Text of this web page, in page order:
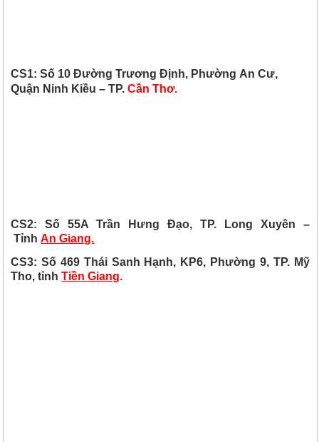
CS1: Số 10 Đường Trương Định, Phường An Cư,
Quận Ninh Kiều – TP.Cần Thơ.
CS2: Số 55A Trần Hưng Đạo, TP. Long Xuyên –
Tỉnh An Giang.
CS3: Số 469 Thái Sanh Hạnh, KP6, Phường 9, TP. Mỹ
Tho, tỉnhTiền Giang.